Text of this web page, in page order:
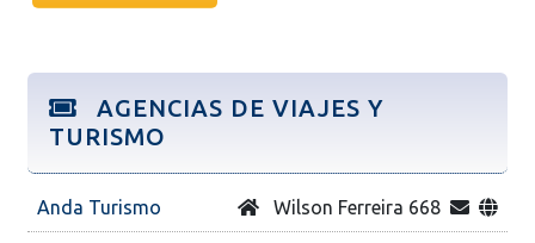
AGENCIAS DE VIAJES Y
TURISMO
Anda Turismo Wilson Ferreira 668